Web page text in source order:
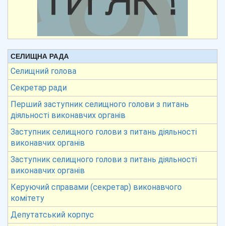
СЕЛИЩНА РАДА
Селищний голова
Секретар ради
Перший заступник селищного голови з питань
діяльності виконавчих органів
Заступник селищного голови з питань діяльності
виконавчих органів
Заступник селищного голови з питань діяльності
виконавчих органів
Керуючий справами (секретар) виконавчого
комітету
Депутатський корпус